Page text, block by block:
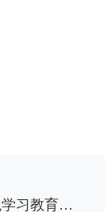
习教育专